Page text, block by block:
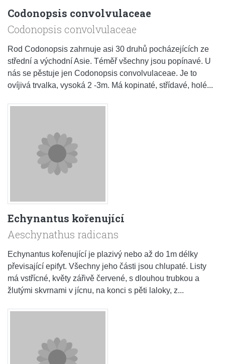
Codonopsis convolvulaceae
Codonopsis convolvulaceae
Rod Codonopsis zahrnuje asi 30 druhů pocházejících ze
střední a východní Asie. Téměř všechny jsou popínavé. U
nás se pěstuje jen Codonopsis convolvulaceae. Je to
ovíjivá trvalka, vysoká 2 -3m. Má kopinaté, střídavé, holé...
Echynantus kořenující
Aeschynathus radicans
Echynantus kořenující je plazivý nebo až do 1m délky
převisající epifyt. Všechny jeho části jsou chlupaté. Listy
má vstřícné, květy zářivě červené, s dlouhou trubkou a
žlutými skvrnami v jícnu, na konci s pěti laloky, z...